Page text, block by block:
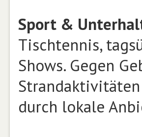
Sport &
Tischtennis,
Shows. Gegen
Strandakti­vitäten
durch lokale